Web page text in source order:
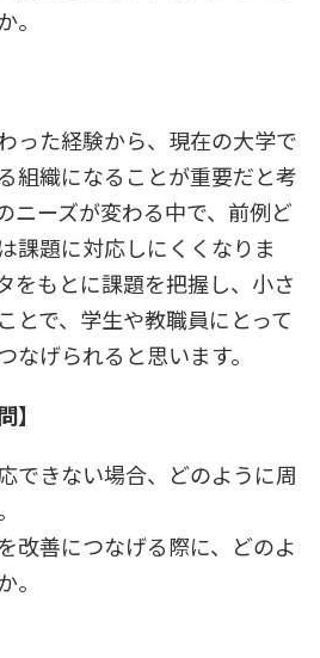
。
った経験から、現在の大学で
組織になることが重要だと考
ニーズが変わる中で、前例ど
課題に対応しにくくなりま
をもとに課題を把握し、小さ
とで、学生や教職員にとって
なげられると思います。
】
できない場合、どのように周
改善につなげる際に、どのよ
。